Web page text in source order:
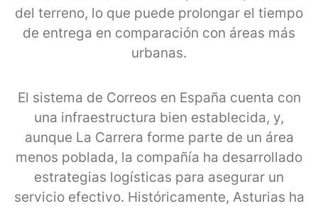
del terreno, lo que puede prolongar el tiempo
de entrega en comparación con áreas más
urbanas.
El sistema de Correos en España cuenta con
una infraestructura bien establecida, y,
aunque La Carrera forme parte de un área
menos poblada, la compañía ha desarrollado
estrategias logísticas para asegurar un
servicio efectivo. Históricamente, Asturias ha